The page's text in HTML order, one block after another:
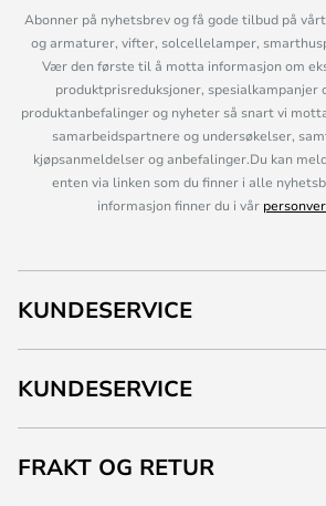
Abonner på nyhetsbrev og få gode tilbud på
og armaturer, vifter, solcellelamper,
Vær den første til å motta informasjon om
produktprisreduksjoner, spesialkampanjer
produktanbefalinger og nyheter så snart vi
samarbeidspartnere og undersøkelser,
kjøpsanmeldelser og anbefalinger.Du kan
enten via linken som du finner i alle
informasjon finner du i vår
KUNDESERVICE
KUNDESERVICE
FRAKT OG RETUR